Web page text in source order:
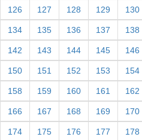
126 127 128 129 130
134 135 136 137 138
142 143 144 145 146
150 151 152 153 154
158 159 160 161 162
166 167 168 169 170
174 175 176 177 178